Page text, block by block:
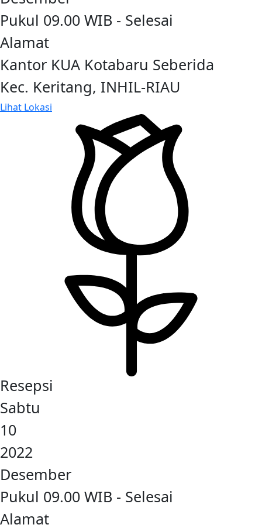
Pukul 09.00 WIB - Selesai
Alamat
Kantor KUA Kotabaru Seberida
Kec. Keritang, INHIL-RIAU
Lihat Lokasi
Resepsi
Sabtu
10
2022
Desember
Pukul 09.00 WIB - Selesai
Alamat